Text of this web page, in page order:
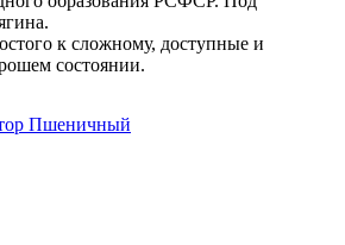
к сложному, доступные и
состоянии.
Пшеничный